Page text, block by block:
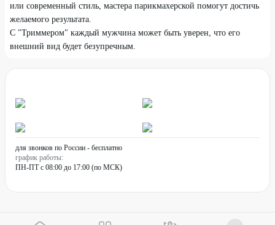
или современный стиль, мастера парикмахерской помогут достичь
желаемого результата.
С "Триммером" каждый мужчина может быть уверен, что его
внешний вид будет безупречным.
для звонков по России - бесплатно
график работы:
ПН-ПТ с 08:00 до 17:00 (по МСК)